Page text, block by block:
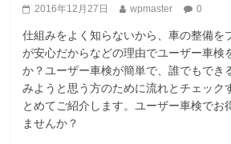
2016年12月27日 wpmaster 0
仕組みをよく知らないから、車の整備を
が安心だからなどの理由でユーザー車検
か？ユーザー車検が簡単で、誰でもでき
みようと思う方のために流れとチェック
とめてご紹介します。ユーザー車検でお
ませんか？